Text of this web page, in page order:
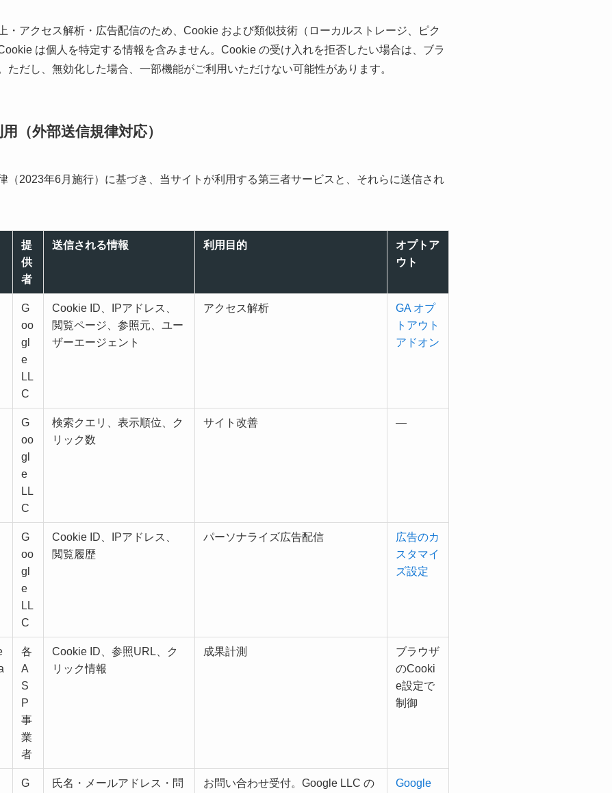
・アクセス解析・広告配信のため、Cookie および類似技術（ローカルストレージ、ピク
は個人を特定する情報を含みません。Cookie の受け入れを拒否したい場合は、ブラ
ただし、無効化した場合、一部機能がご利用いただけない可能性があります。
（外部送信規律対応）
（2023年6月施行）に基づき、当サイトが利用する第三者サービスと、それらに送信され
提
供
者
送信される情報 利用目的
オプトア
ウト
G
oo
gl
e
LL
C
Cookie ID、IPアドレス、
閲覧ページ、参照元、ユー
ザーエージェント
アクセス解析
GA オプ
トアウト
アドオン
G
oo
gl
e
LL
C
検索クエリ、表示順位、ク
リック数
サイト改善 —
G
oo
gl
e
LL
C
Cookie ID、IPアドレス、
閲覧履歴
パーソナライズ広告配信
広告のカ
スタマイ
ズ設定
各
A
S
P
事
業
者
Cookie ID、参照URL、ク
リック情報
成果計測
ブラウザ
のCooki
e設定で
制御
G
氏名・メールアドレス・問
お問い合わせ受付。Google LLC の
Google